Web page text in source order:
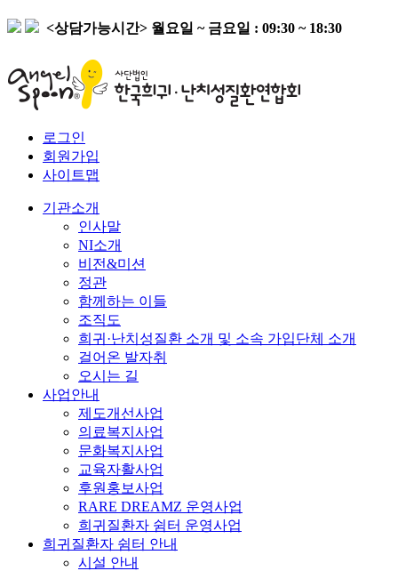
<상담가능시간> 월요일 ~ 금요일 : 09:30 ~ 18:30
로그인
회원가입
사이트맵
기관소개
인사말
NI소개
비전&미션
정관
함께하는 이들
조직도
희귀·난치성질환 소개 및 소속 가입단체 소개
걸어온 발자취
오시는 길
사업안내
제도개선사업
의료복지사업
문화복지사업
교육자활사업
후원홍보사업
RARE DREAMZ 운영사업
희귀질환자 쉼터 운영사업
희귀질환자 쉼터 안내
시설 안내